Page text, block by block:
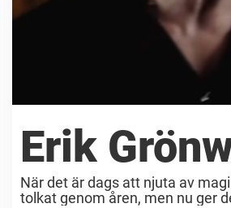
Erik
När det är dags att njuta av
tolkat genom åren, men nu ger